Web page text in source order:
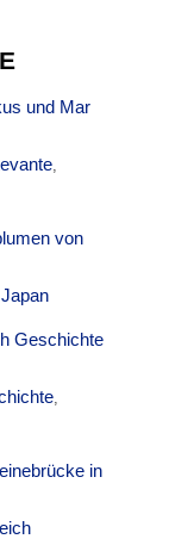
und Mar
,
von
Japan
Geschichte
,
in